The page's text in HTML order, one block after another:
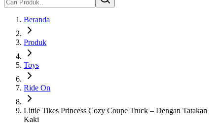
Beranda
Produk
Toys
Ride On
Little Tikes Princess Cozy Coupe Truck – Dengan Tatakan
Kaki